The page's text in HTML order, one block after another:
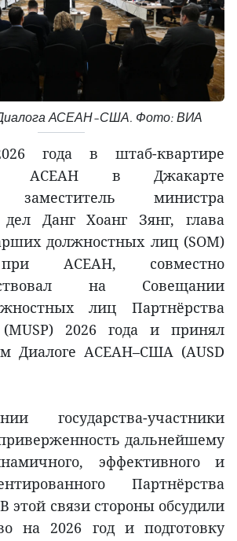
Диалога АСЕАН–США. Фото: ВИА
года в штаб-квартире
АСЕАН в Джакарте
заместитель министра
Данг Хоанг Зянг, глава
должностных лиц (SOM)
АСЕАН, совместно
на Совещании
лиц Партнёрства
2026 года и принял
Диалоге АСЕАН–США (AUSD
государства-участники
дальнейшему
эффективного и
Партнёрства
связи стороны обсудили
на 2026 год и подготовку